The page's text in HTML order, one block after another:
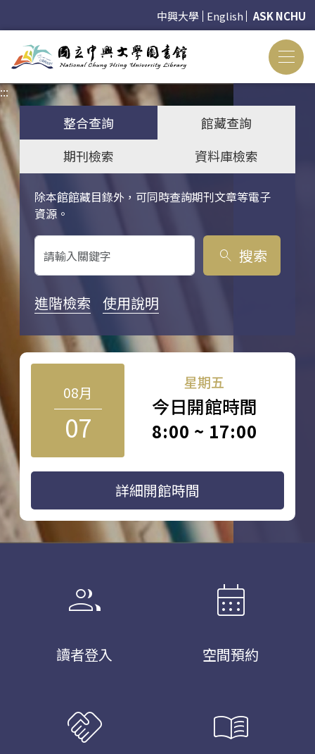
中興大學 English ASK NCHU
:::
整合查詢
館藏查詢
期刊檢索
資料庫檢索
除本館館藏目錄外，可同時查詢期刊文章等電子
資源。
關鍵字搜尋
search 搜索
進階檢索 使用說明
08月
07
星期五
今日開館時間
8:00 ~ 17:00
詳細開館時間
group
讀者登入
calendar_month
空間預約
handshake menu_book